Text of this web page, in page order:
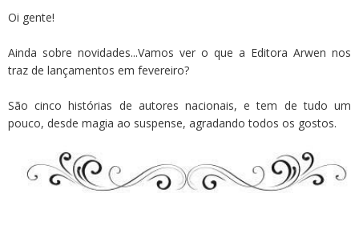
Oi gente!
Ainda sobre novidades...Vamos ver o que a Editora Arwen nos
traz de lançamentos em fevereiro?
São cinco histórias de autores nacionais, e tem de tudo um
pouco, desde magia ao suspense, agradando todos os gostos.